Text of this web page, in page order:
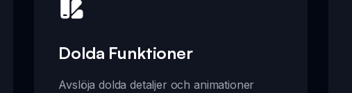
Dolda Funktioner
Avslöja dolda detaljer och animationer